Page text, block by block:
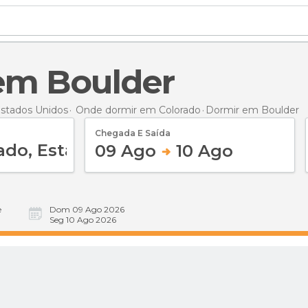
Boulder
Unidos Onde dormir em Colorado Dormir em Boulder
Chegada E Saída
09 Ago 10 Ago
Dom 09 Ago 2026
Seg 10 Ago 2026